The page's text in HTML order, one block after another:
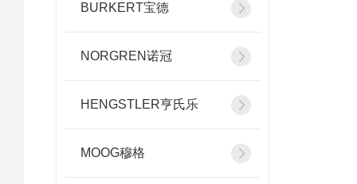
BURKERT宝德
NORGREN诺冠
HENGSTLER亨氏乐
MOOG穆格